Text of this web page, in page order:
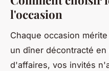
l'occasion
Chaque occasion
un dîner décontracté
d'affaires, vos invités